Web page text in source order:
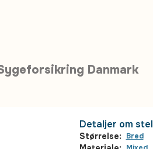
Danmark
Detaljer om stel
Størrelse: Bred